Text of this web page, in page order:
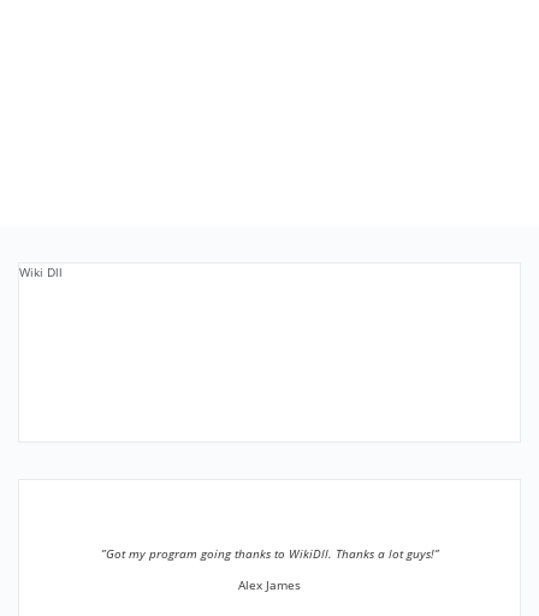
Wiki Dll
”Got my program going thanks to WikiDll. Thanks a lot guys!”
Alex James